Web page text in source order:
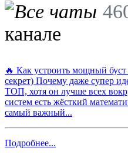
канале
🔥 Как устроить мощный буст
секрет) Почему даже супер
ТОП, хотя он лучше всех
систем есть жёсткий
самый важный...
Подробнее...